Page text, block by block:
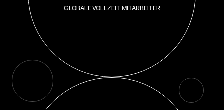
GLOBALE VOLLZEIT MITARBEITER